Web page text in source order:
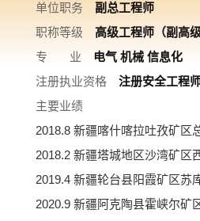
单位职务
副总工程师
职称等级
高级工程师（副高级
专 业
电气 机械 信息化
注册执业资格
注册安全工程
主要业绩
2018.8 新疆喀什喀拉吐孜
2018.2 新疆塔城地区沙湾矿区
2019.4 新疆轮台县阳霞矿区苏
2020.9 新疆阿克陶县霍峡尔矿